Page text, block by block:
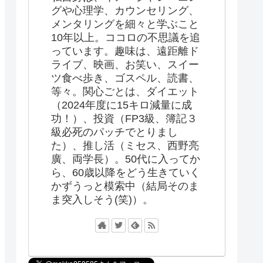
グや心理学、カウンセリング、
メンタリングを細々と学ぶこと
10年以上。ココロの不思議を追
っています。趣味は、遠距離ド
ライブ、映画、お笑い、スイー
ツ食べ歩き、ゴスペル、読書、
等々。関心ごとは、ダイエット
（2024年度に15キロ減量に成
功！）、投資（FP3級、簿記３
級必死のパッチでとりまし
た）、推し活（ミセス、西野亮
廣、両学長）。50代に入ってか
ら、60歳以降をどう生きていく
かずうっと模索中（結局そのま
ま突入しそう(笑)）。